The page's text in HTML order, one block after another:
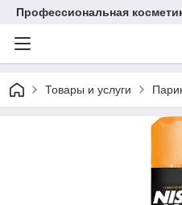
Профессиональная
Товары и услуги